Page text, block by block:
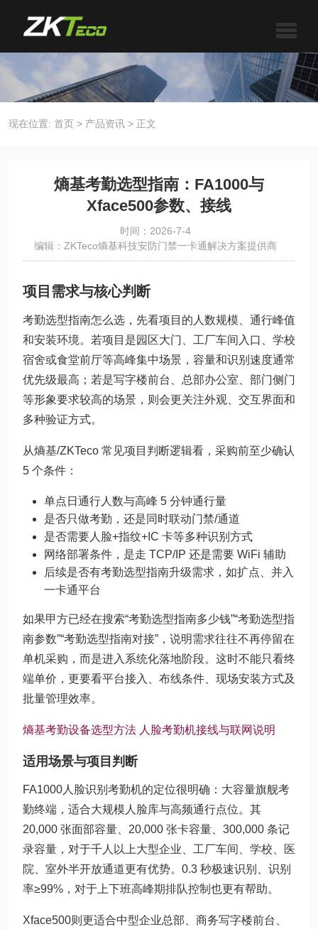
现在位置: 首页 > 产品资讯 > 正文
熵基考勤选型指南：FA1000与
Xface500参数、接线
时间：2026-7-4
编辑：ZKTeco熵基科技安防门禁一卡通解决方案提供商
项目需求与核心判断
考勤选型指南怎么选，先看项目的人数规模、通行峰值
和安装环境。若项目是园区大门、工厂车间入口、学校
宿舍或食堂前厅等高峰集中场景，容量和识别速度通常
优先级最高；若是写字楼前台、总部办公室、部门侧门
等形象要求较高的场景，则会更关注外观、交互界面和
多种验证方式。
从熵基/ZKTeco 常见项目判断逻辑看，采购前至少确认
5 个条件：
单点日通行人数与高峰 5 分钟通行量
是否只做考勤，还是同时联动门禁/通道
是否需要人脸+指纹+IC 卡等多种识别方式
网络部署条件，是走 TCP/IP 还是需要 WiFi 辅助
后续是否有考勤选型指南升级需求，如扩点、并入
一卡通平台
如果甲方已经在搜索“考勤选型指南多少钱”“考勤选型指
南参数”“考勤选型指南对接”，说明需求往往不再停留在
单机采购，而是进入系统化落地阶段。这时不能只看终
端单价，更要看平台接入、布线条件、现场安装方式及
批量管理效率。
熵基考勤设备选型方法 人脸考勤机接线与联网说明
适用场景与项目判断
FA1000人脸识别考勤机的定位很明确：大容量旗舰考
勤终端，适合大规模人脸库与高频通行点位。其
20,000 张面部容量、20,000 张卡容量、300,000 条记
录容量，对于千人以上大型企业、工厂车间、学校、医
院、室外半开放通道更有优势。0.3 秒极速识别、识别
率≥99%，对于上下班高峰期排队控制也更有帮助。
Xface500则更适合中型企业总部、商务写字楼前台、